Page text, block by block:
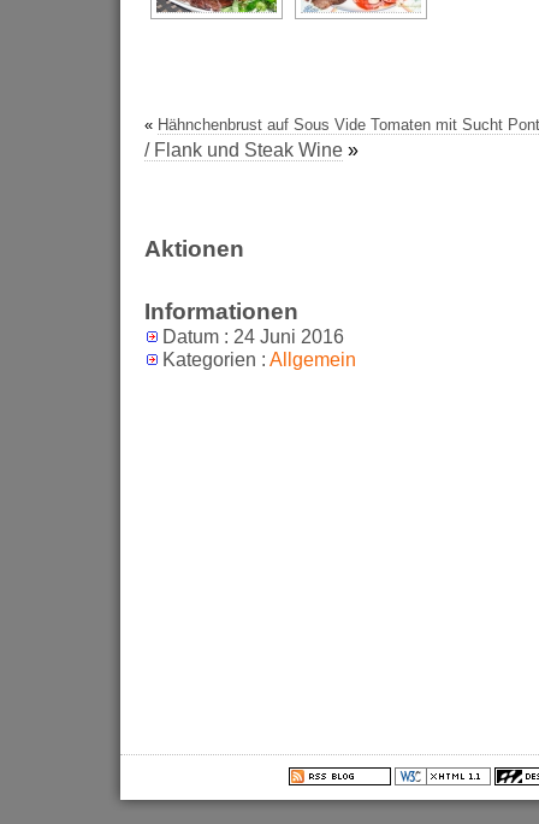
« Hähnchenbrust auf Sous Vide Tomaten mit Sucht
/ Flank und Steak Wine »
Aktionen
Informationen
Datum : 24 Juni 2016
Kategorien : Allgemein